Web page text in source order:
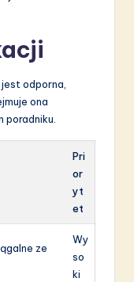
odporna,
ona
poradniku.
Pri
or
yt
et
ze
Wy
so
ki